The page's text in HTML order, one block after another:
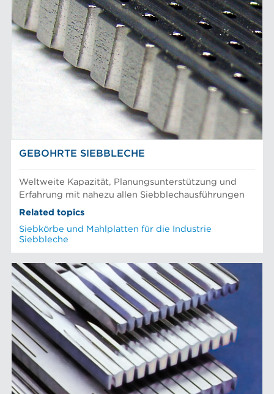
GEBOHRTE SIEBBLECHE
Weltweite Kapazität, Planungsunterstützung und
Erfahrung mit nahezu allen Siebblechausführungen
Related topics
Siebkörbe und Mahlplatten für die Industrie
Siebbleche